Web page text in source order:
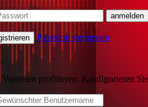
Passwort vergessen
profitieren. Konfigurieren